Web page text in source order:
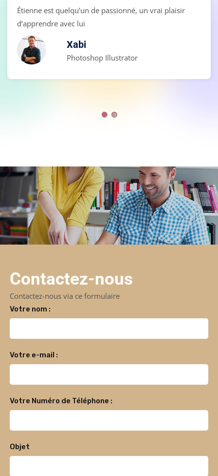
Étienne est quelqu’un de passionné, un vrai plaisir
d’apprendre avec lui
Xabi
Photoshop Illustrator
Contactez-nous
Contactez-nous via ce formulaire
Votre nom :
Votre e-mail :
Votre Numéro de Téléphone :
Objet